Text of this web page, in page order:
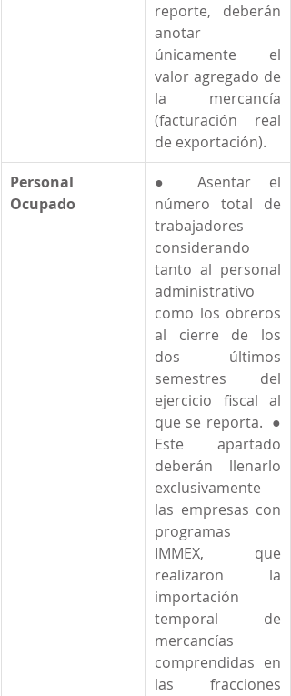
reporte, deberán
anotar
únicamente el
valor agregado de
la mercancía
(facturación real
de exportación).
Personal
Ocupado
● Asentar el
número total de
trabajadores
considerando
tanto al personal
administrativo
como los obreros
al cierre de los
dos últimos
semestres del
ejercicio fiscal al
que se reporta.  ●
Este apartado
deberán llenarlo
exclusivamente
las empresas con
programas
IMMEX, que
realizaron la
importación
temporal de
mercancías
comprendidas en
las fracciones